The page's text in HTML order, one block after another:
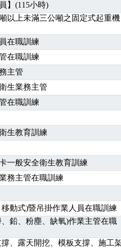
】(115小時)
以上未滿三公噸之固定式起重機
在職訓練
在職訓練
主管
生業務主管
在職訓練
生教育訓練
一般安全衛生教育訓練
務主管在職訓練
動式)暨吊掛作業人員在職訓練
鉛、粉塵、缺氧)作業主管在職
、露天開挖、模板支撐、施工